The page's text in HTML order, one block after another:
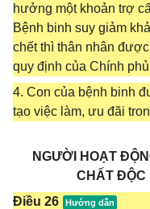
hưởng một khoản trợ
Bệnh binh suy giảm
chết thì thân nhân
quy định của Chính
4. Con của bệnh binh
tạo việc làm, ưu đãi
NGƯỜI HOẠT
CHẤT ĐỘC
Điều 26